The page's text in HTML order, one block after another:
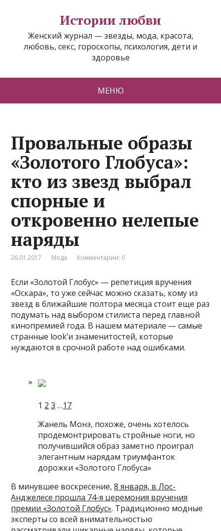
Истории любви
Женский журнал — звезды, мода, красота,
любовь, секс, гороскопы, психология, дети и
здоровье
МЕНЮ
Провальные образы
«Золотого Глобуса»:
кто из звезд выбрал
спорные и
откровенно нелепые
наряды
26.01.2017 Мода Комментарии: 0
Если «Золотой Глобус» — репетиция вручения
«Оскара», то уже сейчас можно сказать, кому из
звезд в ближайшие полтора месяца стоит еще раз
подумать над выбором стилиста перед главной
кинопремией года. В нашем материале — самые
странные look’и знаменитостей, которые
нуждаются в срочной работе над ошибками.
1 2 3 …17
Жанель Монэ, похоже, очень хотелось
продемонтрировать стройные ноги, но
получившийся образ заметно проиграл
элегантным нарядам триумфанток
дорожки «Золотого Глобуса»
В минувшее воскресение,8 января, в Лос-
Анджелесе прошла 74-я церемония вручения
премии «Золотой Глобус». Традиционно модные
эксперты со всей внимательностью